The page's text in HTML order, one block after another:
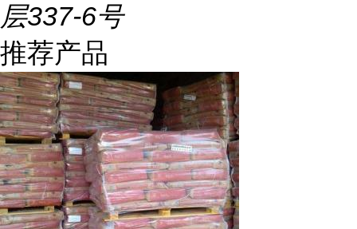
层337-6号
推荐产品